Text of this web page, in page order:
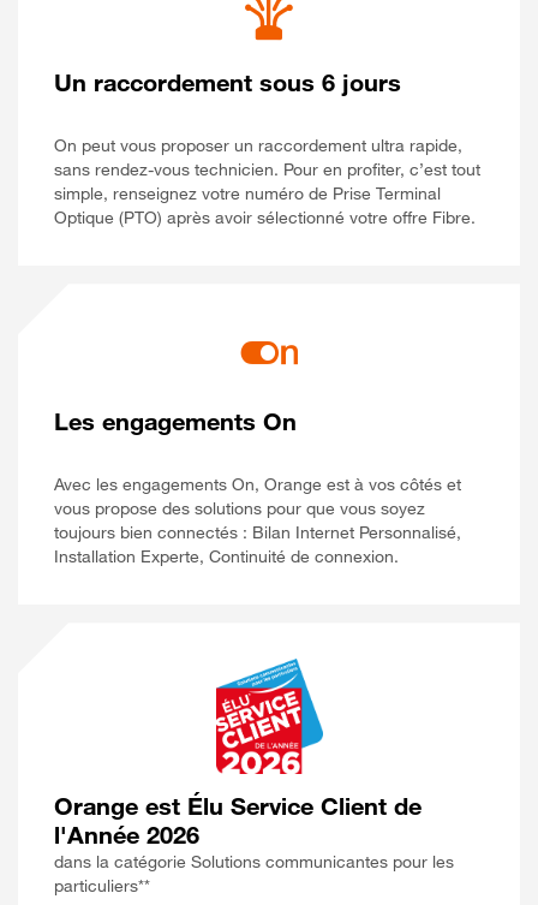
Un raccordement sous 6 jours
On peut vous proposer un raccordement ultra rapide,
sans rendez-vous technicien. Pour en profiter, c’est tout
simple, renseignez votre numéro de Prise Terminal
Optique (PTO) après avoir sélectionné votre offre Fibre.
Les engagements On
Avec les engagements On, Orange est à vos côtés et
vous propose des solutions pour que vous soyez
toujours bien connectés : Bilan Internet Personnalisé,
Installation Experte, Continuité de connexion.
Orange est Élu Service Client de
l'Année 2026
dans la catégorie Solutions communicantes pour les
particuliers**